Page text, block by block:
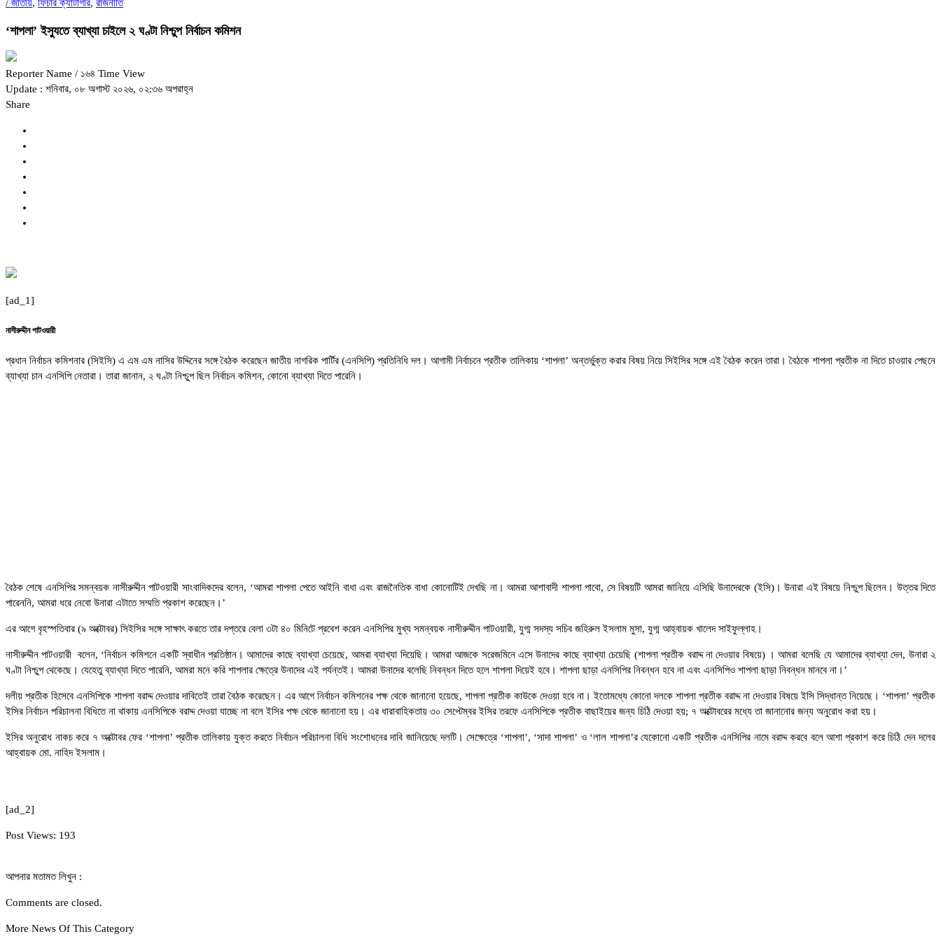
/ জাতীয়, ফিচার ক্যাটাগরি, রাজনীতি
‘শাপলা’ ইস্যুতে ব্যাখ্যা চাইলে ২ ঘণ্টা নিশ্চুপ নির্বাচন কমিশন
Reporter Name / ১৬৪ Time View
Update : শনিবার, ০৮ অগাস্ট ২০২৬, ০২:৩৬ অপরাহ্ন
Share
[ad_1]
নাসীরুদ্দীন পাটওয়ারী
প্রধান নির্বাচন কমিশনার (সিইসি) এ এম এম নাসির উদ্দিনের সঙ্গে বৈঠক করেছেন জাতীয় নাগরিক পার্টির (এনসিপি) প্রতিনিধি দল। আগামী নির্বাচনে প্রতীক তালিকায় ‘শাপলা’ অন্তর্ভুক্ত করার বিষয় নিয়ে সিইসির সঙ্গে এই বৈঠক করেন তারা। বৈঠকে শাপলা প্রতীক না দিতে চাওয়ার পেছনে
ব্যাখ্যা চান এনসিপি নেতারা। তারা জানান, ২ ঘণ্টা নিশ্চুপ ছিল নির্বাচন কমিশন, কোনো ব্যাখ্যা দিতে পারেনি।
বৈঠক শেষে এনসিপির সমন্বয়ক নাসীরুদ্দীন পাটওয়ারী সাংবাদিকদের বলেন, ‘আমরা শাপলা পেতে আইনি বাধা এবং রাজনৈতিক বাধা কোনোটিই দেখছি না। আমরা আশাবাদী শাপলা পাবো, সে বিষয়টি আমরা জানিয়ে এসিছি উনাদেরকে (ইসি)। উনারা এই বিষয়ে নিশ্চুপ ছিলেন। উত্তর দিতে
পারেননি, আমরা ধরে নেবো উনারা এটাতে সম্মতি প্রকাশ করেছেন।’
এর আগে বৃহস্পতিবার (৯ অক্টোবর) সিইসির সঙ্গে সাক্ষাৎ করতে তার দপ্তরে বেলা ৩টা ৪০ মিনিটে প্রবেশ করেন এনসিপির মুখ্য সমন্বয়ক নাসীরুদ্দীন পাটওয়ারী, যুগ্ম সদস্য সচিব জহিরুল ইসলাম মুসা, যুগ্ম আহ্বায়ক খালেদ সাইফুল্লাহ।
নাসীরুদ্দীন পাটওয়ারী বলেন, ‘নির্বাচন কমিশনে একটি স্বাধীন প্রতিষ্ঠান। আমাদের কাছে ব্যাখ্যা চেয়েছে, আমরা ব্যাখ্যা দিয়েছি। আমরা আজকে সরেজমিনে এসে উনাদের কাছে ব্যাখ্যা চেয়েছি (শাপলা প্রতীক বরাদ্দ না দেওয়ার বিষয়ে) । আমরা বলেছি যে আমাদের ব্যাখ্যা দেন, উনারা ২
ঘণ্টা নিশ্চুপ থেকেছে। যেহেতু ব্যাখ্যা দিতে পারেনি, আমরা মনে করি শাপলার ক্ষেত্রে উনাদের এই পর্যন্তই। আমরা উনাদের বলেছি নিবন্ধন দিতে হলে শাপলা দিয়েই হবে। শাপলা ছাড়া এনসিপির নিবন্ধন হবে না এবং এনসিপিও শাপলা ছাড়া নিবন্ধন মানবে না।’
দলীয় প্রতীক হিসেবে এনসিপিকে শাপলা বরাদ্দ দেওয়ার দাবিতেই তারা বৈঠক করেছেন। এর আগে নির্বাচন কমিশনের পক্ষ থেকে জানানো হয়েছে, শাপলা প্রতীক কাউকে দেওয়া হবে না। ইতোমধ্যে কোনো দলকে শাপলা প্রতীক বরাদ্দ না দেওয়ার বিষয়ে ইসি সিদ্ধান্ত নিয়েছে। ‘শাপলা’ প্রতীক
ইসির নির্বাচন পরিচালনা বিধিতে না থাকায় এনসিপিকে বরাদ্দ দেওয়া যাচ্ছে না বলে ইসির পক্ষ থেকে জানানো হয়। এর ধারাবাহিকতায় ৩০ সেপ্টেম্বর ইসির তরফে এনসিপিকে প্রতীক বাছাইয়ের জন্য চিঠি দেওয়া হয়; ৭ অক্টোবরের মধ্যে তা জানানোর জন্য অনুরোধ করা হয়।
ইসির অনুরোধ নাকচ করে ৭ অক্টোবর ফের ‘শাপলা’ প্রতীক তালিকায় যুক্ত করতে নির্বাচন পরিচালনা বিধি সংশোধনের দাবি জানিয়েছে দলটি। সেক্ষেত্রে ‘শাপলা’, ‘সাদা শাপলা’ ও ‘লাল শাপলা’র যেকোনো একটি প্রতীক এনসিপির নামে বরাদ্দ করবে বলে আশা প্রকাশ করে চিঠি দেন দলের
আহ্বায়ক মো. নাহিদ ইসলাম।
[ad_2]
Post Views: 193
আপনার মতামত লিখুন :
Comments are closed.
More News Of This Category